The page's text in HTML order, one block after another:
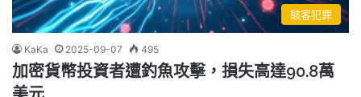
駭客犯罪
KaKa 2025-09-07 495
加密貨幣投資者遭釣魚攻擊，損失高達90.8萬